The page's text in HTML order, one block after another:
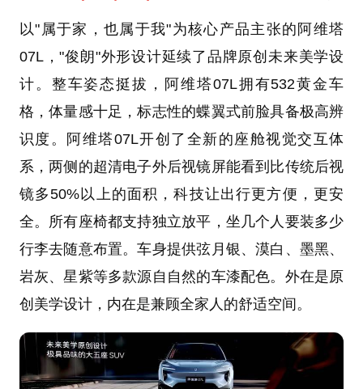
以"属于家，也属于我"为核心产品主张的阿维塔
07L，"俊朗"外形设计延续了品牌原创未来美学设
计。整车姿态挺拔，阿维塔07L拥有532黄金车
格，体量感十足，标志性的蝶翼式前脸具备极高辨
识度。阿维塔07L开创了全新的座舱视觉交互体
系，两侧的超清电子外后视镜屏能看到比传统后视
镜多50%以上的面积，科技让出行更方便，更安
全。所有座椅都支持独立放平，坐几个人要装多少
行李去随意布置。车身提供弦月银、漠白、墨黑、
岩灰、星紫等多款源自自然的车漆配色。外在是原
创美学设计，内在是兼顾全家人的舒适空间。